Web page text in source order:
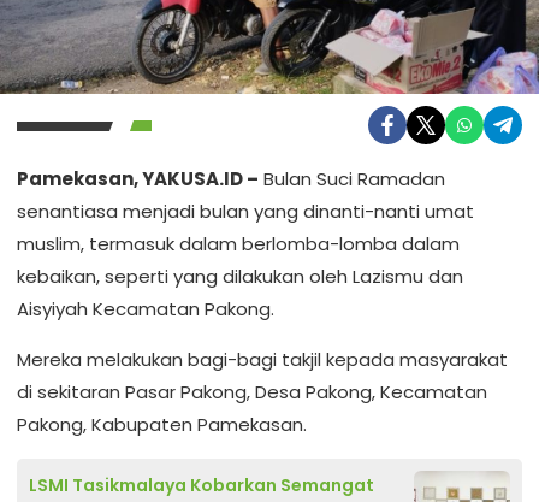
Pamekasan, YAKUSA.ID – Bulan Suci Ramadan
senantiasa menjadi bulan yang dinanti-nanti umat
muslim, termasuk dalam berlomba-lomba dalam
kebaikan, seperti yang dilakukan oleh Lazismu dan
Aisyiyah Kecamatan Pakong.
Mereka melakukan bagi-bagi takjil kepada masyarakat
di sekitaran Pasar Pakong, Desa Pakong, Kecamatan
Pakong, Kabupaten Pamekasan.
LSMI Tasikmalaya Kobarkan Semangat